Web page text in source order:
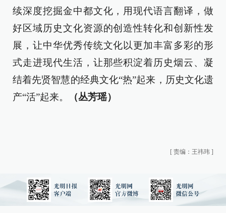
续深度挖掘金中都文化，用现代语言翻译，做
好区域历史文化资源的创造性转化和创新性发
展，让中华优秀传统文化以更加丰富多彩的形
式走进现代生活，让那些积淀着历史烟云、凝
结着先贤智慧的经典文化“热”起来，历史文化遗
产“活”起来。
（丛芳瑶）
[ 责编：王祎玮 ]